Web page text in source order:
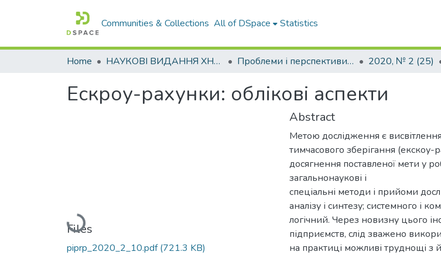
Communities & Collections All of DSpace Statistics
Home НАУКОВІ ВИДАННЯ ХНАДУ Проблеми і перспективи розвитку підприємництва 2020, № 2 (25)
Ескроу-рахунки: облікові аспекти
Loading...
Files
piprp_2020_2_10.pdf(721.3 KB)
Abstract
Метою дослідження є
тимчасового зберігання
досягнення поставленої мети у
загальнонаукові і
спеціальні методи і прийоми
аналізу і синтезу; системного і
логічний. Через новизну цього
підприємств, слід зважено
на практиці можливі труднощі з